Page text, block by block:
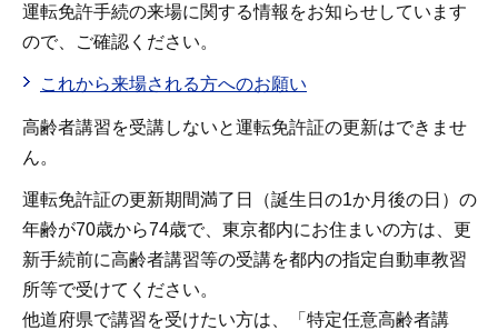
運転免許手続の来場に関する情報をお知らせしています
ので、ご確認ください。
これから来場される方へのお願い
高齢者講習を受講しないと運転免許証の更新はできませ
ん。
運転免許証の更新期間満了日（誕生日の1か月後の日）の
年齢が70歳から74歳で、東京都内にお住まいの方は、更
新手続前に高齢者講習等の受講を都内の指定自動車教習
所等で受けてください。
他道府県で講習を受けたい方は、「特定任意高齢者講